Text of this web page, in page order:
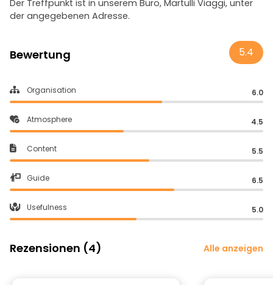
Der Treffpunkt ist in unserem Büro, Martulli Viaggi, unter
der angegebenen Adresse.
Bewertung 5.4
Organisation 6.0
Atmosphere 4.5
Content 5.5
Guide 6.5
Usefulness 5.0
Rezensionen (4) Alle anzeigen